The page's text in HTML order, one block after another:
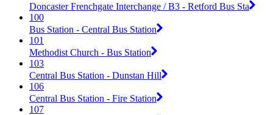
Doncaster Frenchgate Interchange / B3 - Retford Bus Sta
100
Bus Station - Central Bus Station
101
Methodist Church - Bus Station
103
Central Bus Station - Dunstan Hill
106
Central Bus Station - Fire Station
107